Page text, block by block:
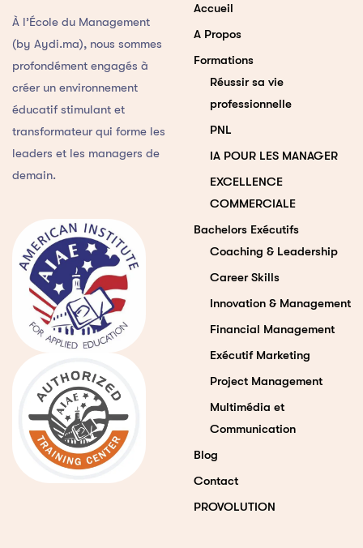
À l’École du Management
(by Aydi.ma), nous sommes
profondément engagés à
créer un environnement
éducatif stimulant et
transformateur qui forme les
leaders et les managers de
demain.
Accueil
A Propos
Formations
Réussir sa vie
professionnelle
PNL
IA POUR LES MANAGER
EXCELLENCE
COMMERCIALE
Bachelors Exécutifs
Coaching & Leadership
Career Skills
Innovation & Management
Financial Management
Exécutif Marketing
Project Management
Multimédia et
Communication
Blog
Contact
PROVOLUTION